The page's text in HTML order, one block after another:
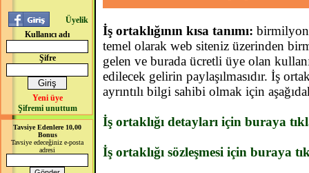
Üyelik
Kullanıcı adı
Şifre
Yeni üye
Şifremi unuttum
Tavsiye Edenlere 10,00
Bonus
Tavsiye edeceğiniz e-posta
adresi
İş ortaklığının kısa tanımı:
temel olarak web siteniz üzerinden
gelen ve burada ücretli üye olan
edilecek gelirin paylaşılmasıdır. İş
ayrıntılı bilgi sahibi olmak için
İş ortaklığı detayları için buraya
İş ortaklığı sözleşmesi için buraya